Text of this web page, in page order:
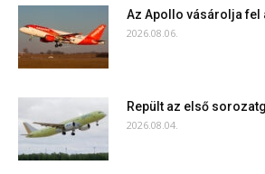
Az Apollo vásárolja fel
2026.08.06.
Repült az első
2026.08.04.